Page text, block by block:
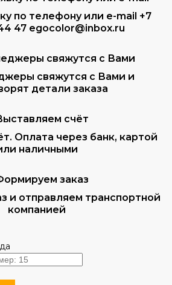
по телефону или e-mail +7
47 egocolor@inbox.ru
свяжутся с Вами и
детали заказа
Оплата через банк, картой
наличными
и отправляем транспортной
компанией